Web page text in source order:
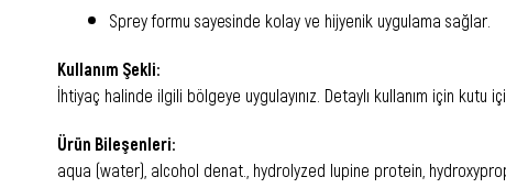
Sprey formu sayesinde kolay ve hijyenik uygulama sağlar.
Kullanım Şekli:
İhtiyaç halinde ilgili bölgeye uygulayınız. Detaylı kullanım için kutu
Ürün Bileşenleri:
aqua (water), alcohol denat., hydrolyzed lupine protein,